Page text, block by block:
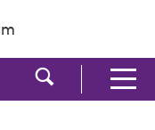
Visa
Visa